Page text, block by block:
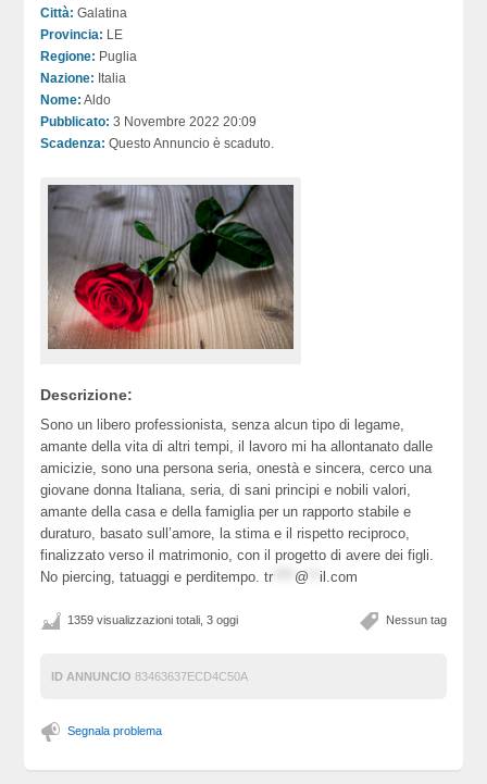
Città: Galatina
Provincia: LE
Regione: Puglia
Nazione: Italia
Nome: Aldo
Pubblicato: 3 Novembre 2022 20:09
Scadenza: Questo Annuncio è scaduto.
Descrizione:
Sono un libero professionista, senza alcun tipo di legame,
amante della vita di altri tempi, il lavoro mi ha allontanato dalle
amicizie, sono una persona seria, onestà e sincera, cerco una
giovane donna Italiana, seria, di sani principi e nobili valori,
amante della casa e della famiglia per un rapporto stabile e
duraturo, basato sull’amore, la stima e il rispetto reciproco,
finalizzato verso il matrimonio, con il progetto di avere dei figli.
No piercing, tatuaggi e perditempo.tr**** @ il.com
Nessun tag
1359 visualizzazioni totali, 3 oggi
ID ANNUNCIO 83463637ECD4C50A
Segnala problema